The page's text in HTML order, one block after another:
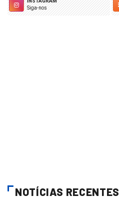
Siga-nos
NOTÍCIAS RECENTES